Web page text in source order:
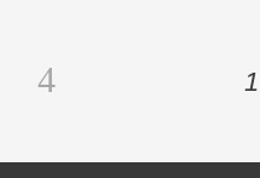
1